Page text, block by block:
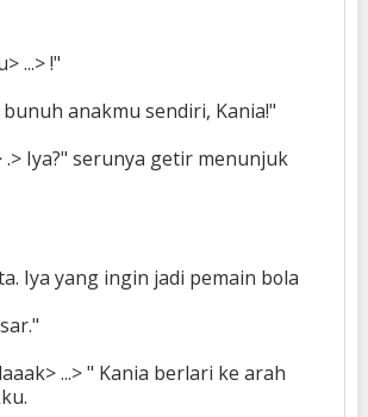
...> !"
bunuh anakmu sendiri, Kania!"
.> Iya?" serunya getir menunjuk
Iya yang ingin jadi pemain bola
...> " Kania berlari ke arah